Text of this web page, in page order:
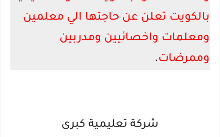
بالكويت تعلن عن حاجتها الي معلمين
ومعلمات واخصائيين ومدربين
وممرضات.
شركة تعليمية كبرى